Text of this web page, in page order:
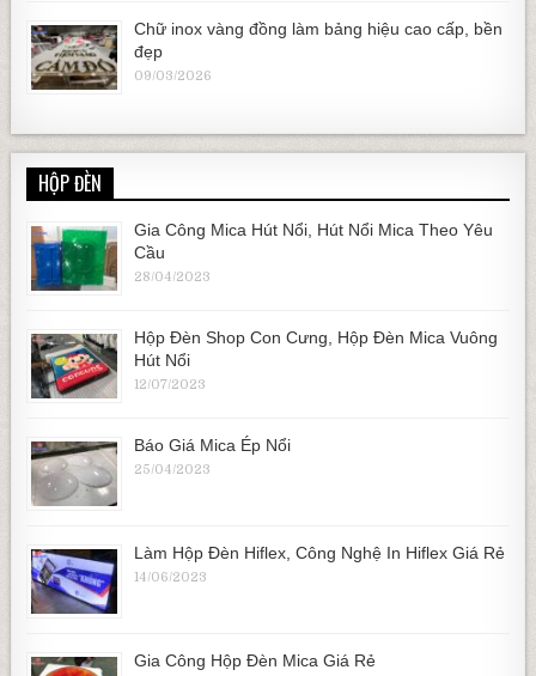
Chữ inox vàng đồng làm bảng hiệu cao cấp, bền
đẹp
09/03/2026
HỘP ĐÈN
Gia Công Mica Hút Nổi, Hút Nổi Mica Theo Yêu
Cầu
28/04/2023
Hộp Đèn Shop Con Cưng, Hộp Đèn Mica Vuông
Hút Nổi
12/07/2023
Báo Giá Mica Ép Nổi
25/04/2023
Làm Hộp Đèn Hiflex, Công Nghệ In Hiflex Giá Rẻ
14/06/2023
Gia Công Hộp Đèn Mica Giá Rẻ